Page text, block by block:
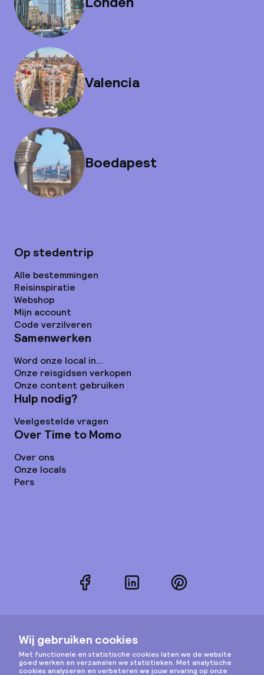
Valencia
Boedapest
Op stedentrip
Alle bestemmingen
Reisinspiratie
Webshop
Mijn account
Code verzilveren
Samenwerken
Word onze local in...
Onze reisgidsen verkopen
Onze content gebruiken
Hulp nodig?
Veelgestelde vragen
Over Time to Momo
Over ons
Onze locals
Pers
FacebookLinkedInPinterest
Instagram